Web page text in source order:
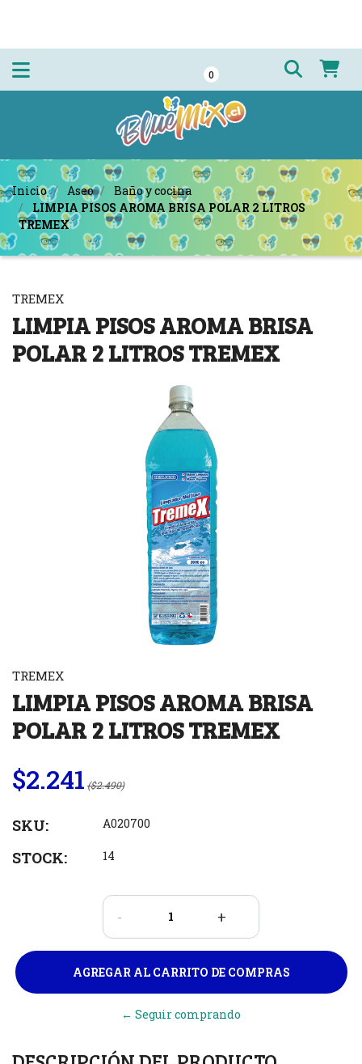
0
Inicio Aseo
Baño y cocina
LIMPIA PISOS AROMA BRISA POLAR 2 LITROS
TREMEX
TREMEX
LIMPIA PISOS AROMA BRISA
POLAR 2 LITROS TREMEX
TREMEX
LIMPIA PISOS AROMA BRISA
POLAR 2 LITROS TREMEX
$2.241 ($2.490)
SKU: A020700
STOCK: 14
- +
← Seguir comprando